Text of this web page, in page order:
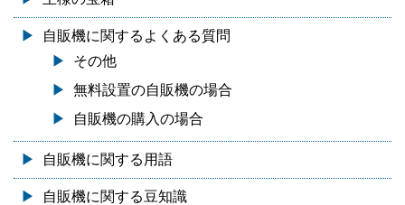
自販機に関するよくある質問
その他
無料設置の自販機の場合
自販機の購入の場合
自販機に関する用語
自販機に関する豆知識